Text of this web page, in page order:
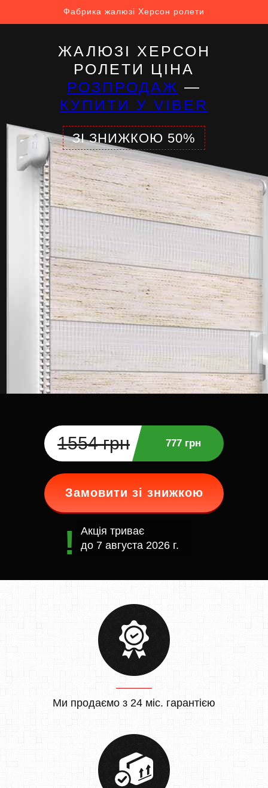
Фабрика жалюзі Херсон ролети
ЖАЛЮЗІ ХЕРСОН
РОЛЕТИ ЦІНА
РОЗПРОДАЖ —
КУПИТИ У VIBER
ЗІ ЗНИЖКОЮ 50%
1554 грн 777 грн
Замовити зі знижкою
Акція триває
до 7 августа 2026 г.
Ми продаємо з 24 міс. гарантією